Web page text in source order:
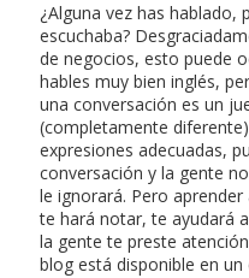
¿Alguna vez has hablado,
escuchaba?
de negocios, esto puede
hables muy bien inglés,
una conversación es un
(completamente
expresiones adecuadas,
conversación y la gente
le ignorará. Pero
te hará notar, te ayudará
la gente te preste
blog está disponible en